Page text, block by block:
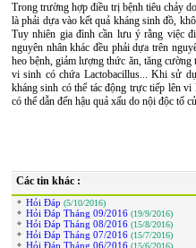
Trong trường hợp điều trị bệnh tiêu chảy
là phải dựa vào kết quả kháng sinh đồ,
Tuy nhiên gia đình cần lưu ý rằng việc
nguyên nhân khác đều phải dựa trên
heo bệnh, giảm lượng thức ăn, tăng cường
vi sinh có chứa Lactobacillus... Khi sử
kháng sinh có thể tác động trực tiếp lên
có thể dẫn đến hậu quả xấu do nội độc tố
Các tin khác :
Hỏi Đáp (5/10/2016)
Hỏi Đáp Tháng 09/2016 (19/9/2016)
Hỏi Đáp Tháng 08/2016 (15/8/2016)
Hỏi Đáp Tháng 07/2016 (15/7/2016)
Hỏi Đáp Tháng 06/2016 (15/6/2016)